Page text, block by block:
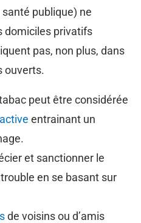
publique) ne
domiciles privatifs
pas, non plus, dans
ouverts.
peut être considérée
entrainant un
et sanctionner le
en se basant sur
de voisins ou d’amis